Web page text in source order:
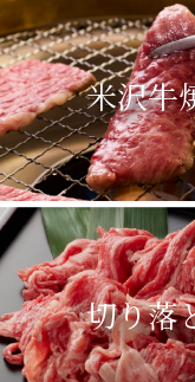
米沢牛
切り落